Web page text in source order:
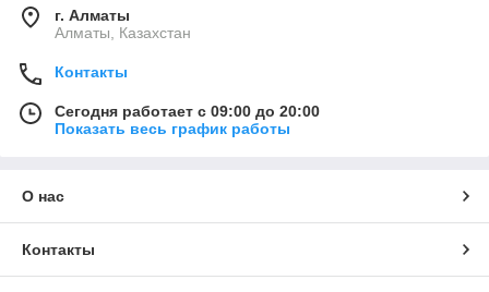
г. Алматы
Алматы, Казахстан
Контакты
Сегодня работает с 09:00 до 20:00
Показать весь график работы
О нас
Контакты